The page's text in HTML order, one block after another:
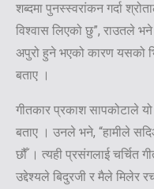
शब्दमा पुनस्स्वरांकन गर्दा
विश्वास लिएको छु”, राउतले
अपुरो हुने भएको कारण यसको
बताए ।
गीतकार प्रकाश सापकोटाले
बताए । उनले भने, “हामीले
छौँ । त्यही प्रसंगलाई चर्चित
उद्देश्यले बिदुरजी र मैले मिलेर